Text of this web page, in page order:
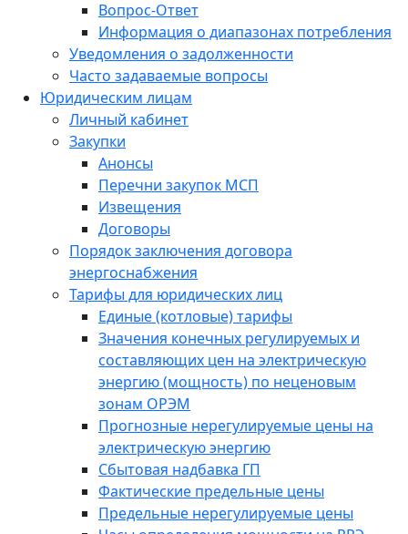
Вопрос-Ответ
Информация о диапазонах потребления
Уведомления о задолженности
Часто задаваемые вопросы
Юридическим лицам
Личный кабинет
Закупки
Анонсы
Перечни закупок МСП
Извещения
Договоры
Порядок заключения договора
энергоснабжения
Тарифы для юридических лиц
Единые (котловые) тарифы
Значения конечных регулируемых и
составляющих цен на электрическую
энергию (мощность) по неценовым
зонам ОРЭМ
Прогнозные нерегулируемые цены на
электрическую энергию
Сбытовая надбавка ГП
Фактические предельные цены
Предельные нерегулируемые цены